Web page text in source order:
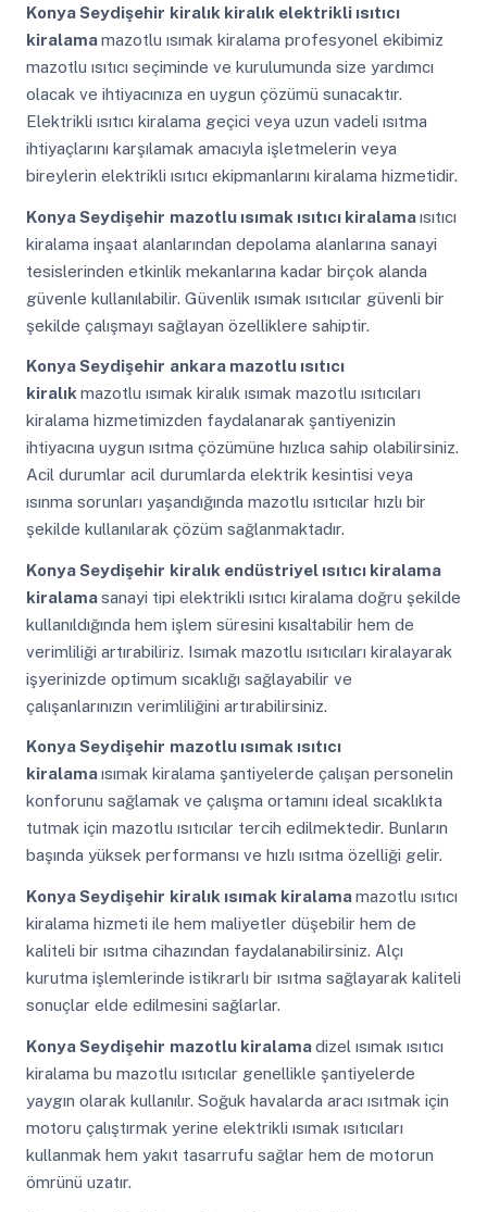
Konya Seydişehir kiralık kiralık elektrikli ısıtıcı
kiralamamazotlu ısımak kiralama profesyonel ekibimiz
mazotlu ısıtıcı seçiminde ve kurulumunda size yardımcı
olacak ve ihtiyacınıza en uygun çözümü sunacaktır.
Elektrikli ısıtıcı kiralama geçici veya uzun vadeli ısıtma
ihtiyaçlarını karşılamak amacıyla işletmelerin veya
bireylerin elektrikli ısıtıcı ekipmanlarını kiralama hizmetidir.
Konya Seydişehir mazotlu ısımak ısıtıcı kiralamaısıtıcı
kiralama inşaat alanlarından depolama alanlarına sanayi
tesislerinden etkinlik mekanlarına kadar birçok alanda
güvenle kullanılabilir. Güvenlik ısımak ısıtıcılar güvenli bir
şekilde çalışmayı sağlayan özelliklere sahiptir.
Konya Seydişehir ankara mazotlu ısıtıcı
kiralık mazotlu ısımak kiralık ısımak mazotlu ısıtıcıları
kiralama hizmetimizden faydalanarak şantiyenizin
ihtiyacına uygun ısıtma çözümüne hızlıca sahip olabilirsiniz.
Acil durumlar acil durumlarda elektrik kesintisi veya
ısınma sorunları yaşandığında mazotlu ısıtıcılar hızlı bir
şekilde kullanılarak çözüm sağlanmaktadır.
Konya Seydişehir kiralık endüstriyel ısıtıcı kiralama
kiralamasanayi tipi elektrikli ısıtıcı kiralama doğru şekilde
kullanıldığında hem işlem süresini kısaltabilir hem de
verimliliği artırabiliriz. Isımak mazotlu ısıtıcıları kiralayarak
işyerinizde optimum sıcaklığı sağlayabilir ve
çalışanlarınızın verimliliğini artırabilirsiniz.
Konya Seydişehir mazotlu ısımak ısıtıcı
kiralamaısımak kiralama şantiyelerde çalışan personelin
konforunu sağlamak ve çalışma ortamını ideal sıcaklıkta
tutmak için mazotlu ısıtıcılar tercih edilmektedir. Bunların
başında yüksek performansı ve hızlı ısıtma özelliği gelir.
Konya Seydişehir kiralık ısımak kiralamamazotlu ısıtıcı
kiralama hizmeti ile hem maliyetler düşebilir hem de
kaliteli bir ısıtma cihazından faydalanabilirsiniz. Alçı
kurutma işlemlerinde istikrarlı bir ısıtma sağlayarak kaliteli
sonuçlar elde edilmesini sağlarlar.
Konya Seydişehir mazotlu kiralamadizel ısımak ısıtıcı
kiralama bu mazotlu ısıtıcılar genellikle şantiyelerde
yaygın olarak kullanılır. Soğuk havalarda aracı ısıtmak için
motoru çalıştırmak yerine elektrikli ısımak ısıtıcıları
kullanmak hem yakıt tasarrufu sağlar hem de motorun
ömrünü uzatır.